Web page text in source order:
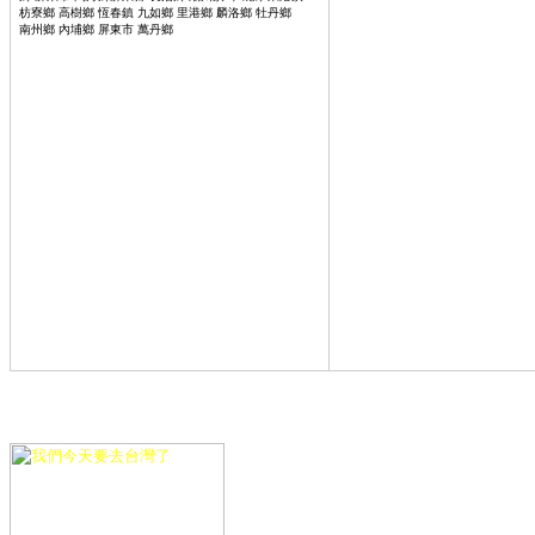
枋寮鄉 高樹鄉 恆春鎮 九如鄉 里港鄉 麟洛鄉 牡丹鄉
南州鄉 內埔鄉 屏東市 萬丹鄉